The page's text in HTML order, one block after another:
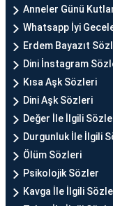
Anneler Günü
Whatsapp İyi
Erdem Bayazıt
Dini İnstagram
Kısa Aşk Sözleri
Dini Aşk Sözleri
Değer İle İlgili
Durgunluk İle İlgili
Ölüm Sözleri
Psikolojik Sözler
Kavga İle İlgili